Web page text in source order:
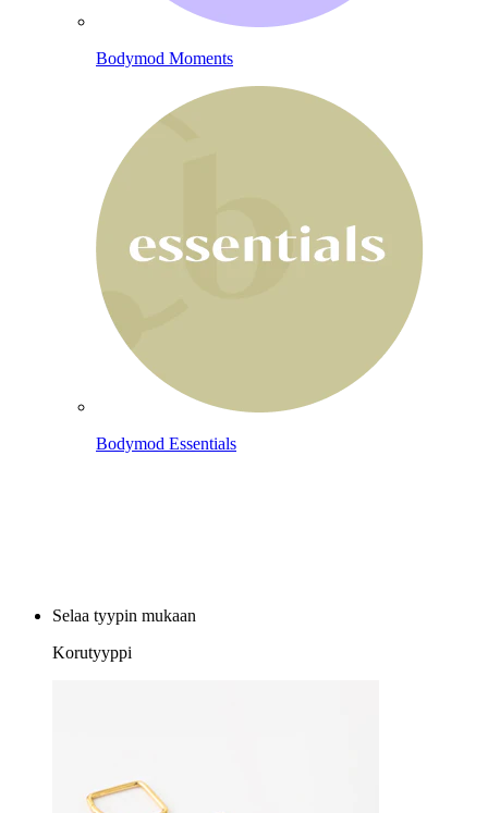
Bodymod Moments
Bodymod Essentials
Selaa tyypin mukaan
Korutyyppi